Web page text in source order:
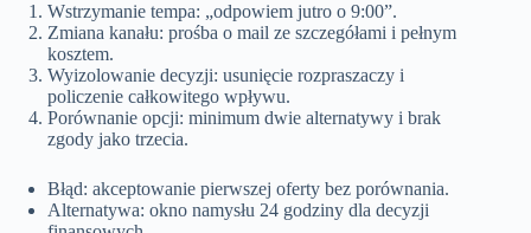
Wstrzymanie tempa: „odpowiem jutro o 9:00”.
Zmiana kanału: prośba o mail ze szczegółami i pełnym
kosztem.
Wyizolowanie decyzji: usunięcie rozpraszaczy i
policzenie całkowitego wpływu.
Porównanie opcji: minimum dwie alternatywy i brak
zgody jako trzecia.
Błąd: akceptowanie pierwszej oferty bez porównania.
Alternatywa: okno namysłu 24 godziny dla decyzji